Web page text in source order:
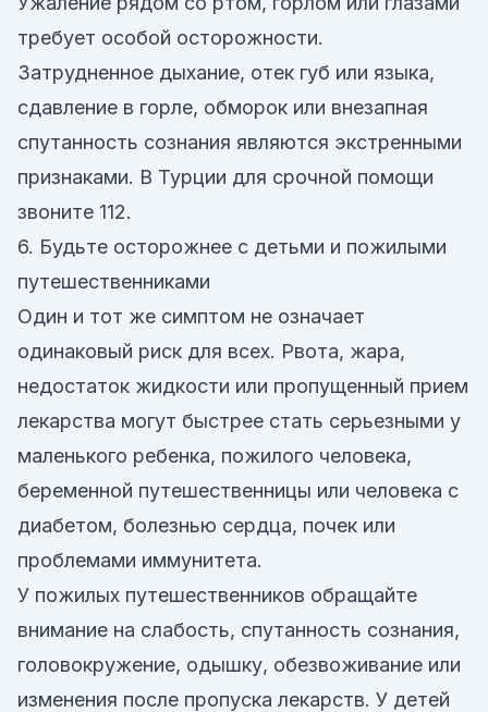
требует особой осторожности.
Затрудненное дыхание, отек губ или языка,
сдавление в горле, обморок или внезапная
спутанность сознания являются экстренными
признаками. В Турции для срочной помощи
звоните 112.
6. Будьте осторожнее с детьми и пожилыми
путешественниками
Один и тот же симптом не означает
одинаковый риск для всех. Рвота, жара,
недостаток жидкости или пропущенный прием
лекарства могут быстрее стать серьезными у
маленького ребенка, пожилого человека,
беременной путешественницы или человека с
диабетом, болезнью сердца, почек или
проблемами иммунитета.
У пожилых путешественников обращайте
внимание на слабость, спутанность сознания,
головокружение, одышку, обезвоживание или
изменения после пропуска лекарств. У детей